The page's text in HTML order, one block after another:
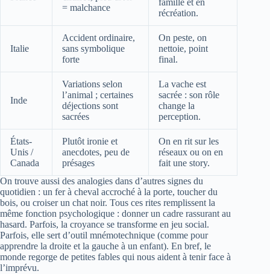
= malchance
famille et en
récréation.
Italie
Accident ordinaire,
sans symbolique
forte
On peste, on
nettoie, point
final.
Inde
Variations selon
l’animal ; certaines
déjections sont
sacrées
La vache est
sacrée : son rôle
change la
perception.
États-
Unis /
Canada
Plutôt ironie et
anecdotes, peu de
présages
On en rit sur les
réseaux ou on en
fait une story.
On trouve aussi des analogies dans d’autres signes du
quotidien : un fer à cheval accroché à la porte, toucher du
bois, ou croiser un chat noir. Tous ces rites remplissent la
même fonction psychologique : donner un cadre rassurant au
hasard. Parfois, la croyance se transforme en jeu social.
Parfois, elle sert d’outil mnémotechnique (comme pour
apprendre la droite et la gauche à un enfant). En bref, le
monde regorge de petites fables qui nous aident à tenir face à
l’imprévu.